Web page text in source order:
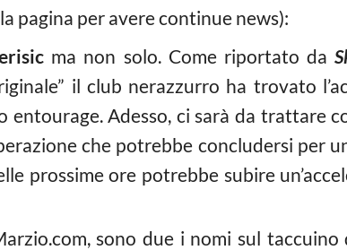
pagina per avere continue news):
ma non solo. Come riportato da
il club nerazzurro ha trovato
entourage. Adesso, ci sarà da trattare
che potrebbe concludersi per
prossime ore potrebbe subire
sono due i nomi sul taccuino